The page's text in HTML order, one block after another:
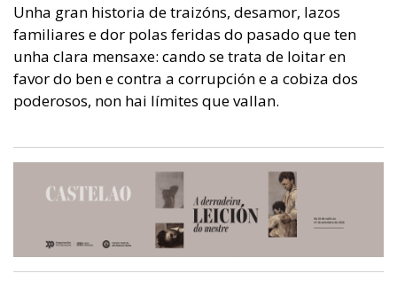
Unha gran historia de traizóns, desamor, lazos
familiares e dor polas feridas do pasado que ten
unha clara mensaxe: cando se trata de loitar en
favor do ben e contra a corrupción e a cobiza dos
poderosos, non hai límites que vallan.